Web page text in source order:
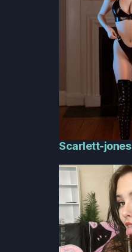
Scarlett-jones